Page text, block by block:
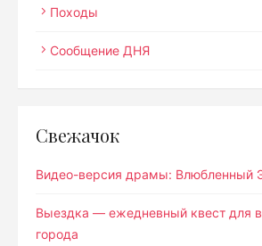
Походы
Сообщение ДНЯ
Свежачок
Видео-версия драмы: Влюбленный
Выездка — ежедневный квест для
города